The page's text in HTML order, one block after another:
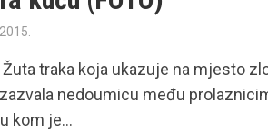
Žuta traka koja ukazuje na mjesto
nedoumicu među
kom je...